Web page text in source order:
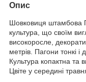
Опис
Шовковиця штамбова
культура, що своїм
високоросле,
метрів. Пагони тонкі і
Культура копактна та
Цвіте у середині